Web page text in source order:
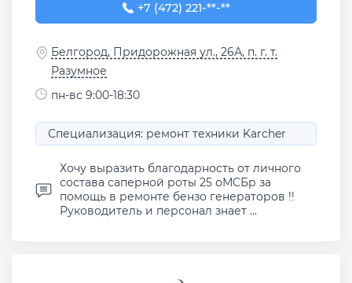
+7 (472) 221-91-31
+7 (472) 221-**-**
Белгород, Придорожная ул., 26А, п. г. т.
Разумное
пн-вс 9:00-18:30
Специализация: ремонт техники Karcher
Хочу выразить благодарность от личного
состава саперной роты 25 оМСБр за
помощь в ремонте бензо генераторов !!
Руководитель и персонал знает ...